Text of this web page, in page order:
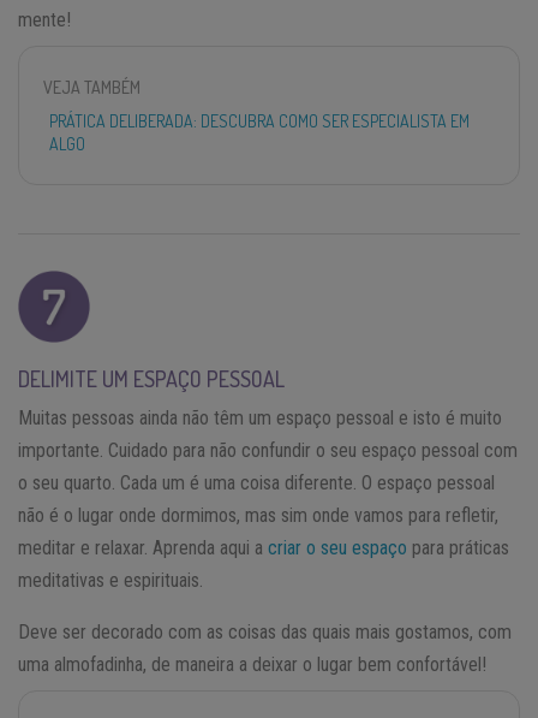
mente!
VEJA TAMBÉM
PRÁTICA DELIBERADA: DESCUBRA COMO SER ESPECIALISTA EM
ALGO
DELIMITE UM ESPAÇO PESSOAL
Muitas pessoas ainda não têm um espaço pessoal e isto é muito
importante. Cuidado para não confundir o seu espaço pessoal com
o seu quarto. Cada um é uma coisa diferente. O espaço pessoal
não é o lugar onde dormimos, mas sim onde vamos para refletir,
meditar e relaxar. Aprenda aqui a criar o seu espaço para práticas
meditativas e espirituais.
Deve ser decorado com as coisas das quais mais gostamos, com
uma almofadinha, de maneira a deixar o lugar bem confortável!